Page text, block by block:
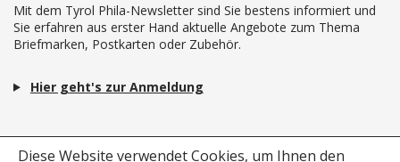
Diese Website verwendet Cookies, um Ihnen den
Mit dem Tyrol Phila-Newsletter sind Sie bestens informiert und
Sie erfahren aus erster Hand aktuelle Angebote zum Thema
Briefmarken, Postkarten oder Zubehör.
Hier geht's zur Anmeldung